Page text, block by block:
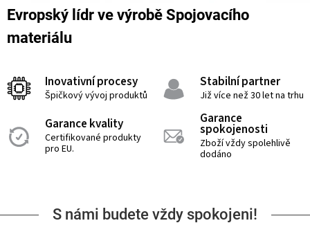
Evropský lídr ve výrobě Spojovacího
materiálu
Inovativní procesy
Špičkový vývoj produktů
Stabilní partner
Již více než 30 let na trhu
Garance kvality
Certifikované produkty
pro EU.
Garance
spokojenosti
Zboží vždy spolehlivě
dodáno
S námi budete vždy spokojeni!